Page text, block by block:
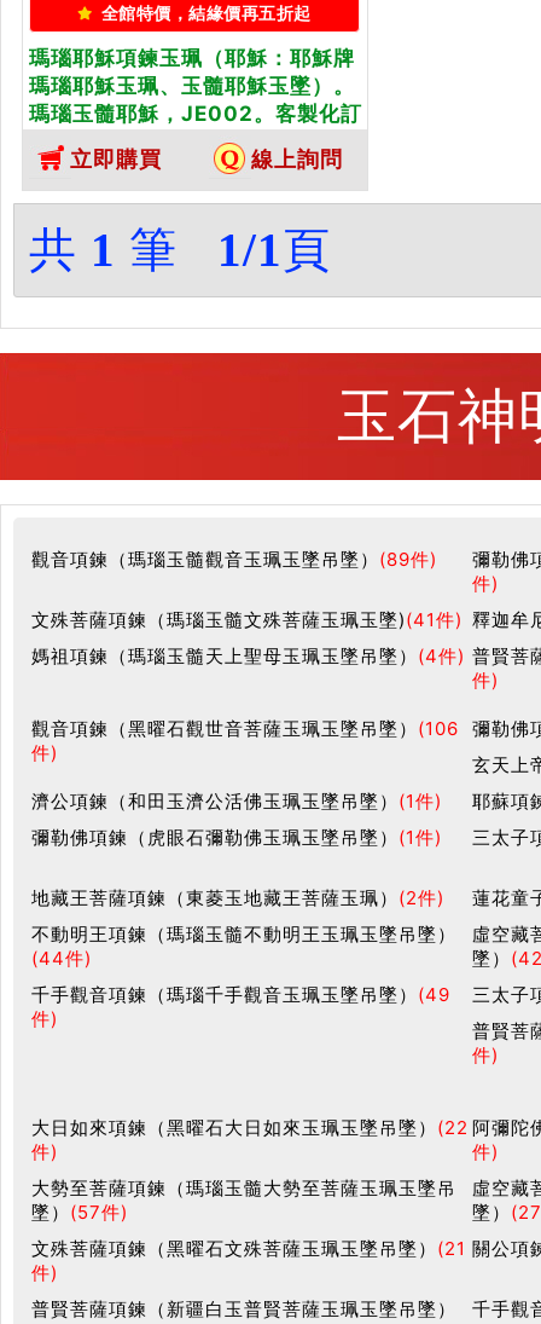
全館特價，結緣價再五折起
瑪瑙耶穌項鍊玉珮（耶穌：耶穌牌
瑪瑙耶穌玉珮、玉髓耶穌玉墜）。
瑪瑙玉髓耶穌，JE002。客製化訂
做各種瑪瑙玉髓耶穌吊墜玉珮項
鍊。★東方翡翠寶石保證卡
立即購買 線上詢問
共 1 筆 1/1頁
玉石神
觀音項鍊（瑪瑙玉髓觀音玉珮玉墜吊墜） (89件)
彌勒佛
件)
文殊菩薩項鍊（瑪瑙玉髓文殊菩薩玉珮玉墜)(41件) 釋迦牟
媽祖項鍊（瑪瑙玉髓天上聖母玉珮玉墜吊墜） (4件) 普賢菩
件)
觀音項鍊（黑曜石觀世音菩薩玉珮玉墜吊墜） (106
件)
彌勒佛
玄天上
濟公項鍊（和田玉濟公活佛玉珮玉墜吊墜） (1件)
耶蘇項
彌勒佛項鍊（虎眼石彌勒佛玉珮玉墜吊墜） (1件) 三太子
地藏王菩薩項鍊（東菱玉地藏王菩薩玉珮） (2件)
蓮花童
不動明王項鍊（瑪瑙玉髓不動明王玉珮玉墜吊墜）
(44件)
虛空藏
墜）
千手觀音項鍊（瑪瑙千手觀音玉珮玉墜吊墜） (49
件)
三太子
普賢菩
件)
大日如來項鍊（黑曜石大日如來玉珮玉墜吊墜） (22
件)
阿彌陀
件)
大勢至菩薩項鍊（瑪瑙玉髓大勢至菩薩玉珮玉墜吊
墜） (57件)
虛空藏
墜）
文殊菩薩項鍊（黑曜石文殊菩薩玉珮玉墜吊墜） (21
件)
關公項
普賢菩薩項鍊（新疆白玉普賢菩薩玉珮玉墜吊墜）
千手觀